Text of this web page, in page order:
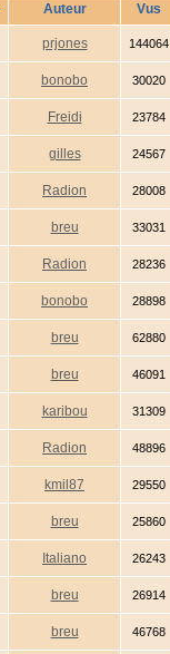
Auteur Vus
prjones 144064
bonobo 30020
Freidi 23784
gilles 24567
Radion 28008
breu 33031
Radion 28236
bonobo 28898
breu 62880
breu 46091
karibou 31309
Radion 48896
kmil87 29550
breu 25860
Italiano 26243
breu 26914
breu 46768